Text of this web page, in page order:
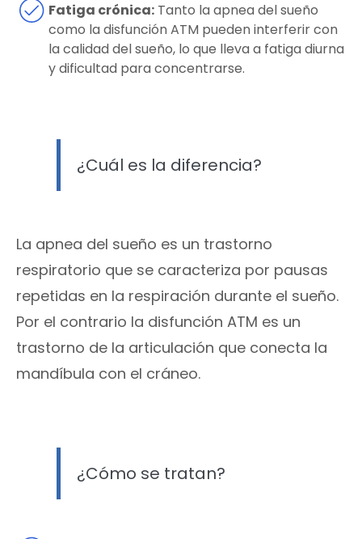
Fatiga crónica: Tanto la apnea del sueño
como la disfunción ATM pueden interferir con
la calidad del sueño, lo que lleva a fatiga diurna
y dificultad para concentrarse.
¿Cuál es la diferencia?
La apnea del sueño es un trastorno
respiratorio que se caracteriza por pausas
repetidas en la respiración durante el sueño.
Por el contrario la disfunción ATM es un
trastorno de la articulación que conecta la
mandíbula con el cráneo.
¿Cómo se tratan?